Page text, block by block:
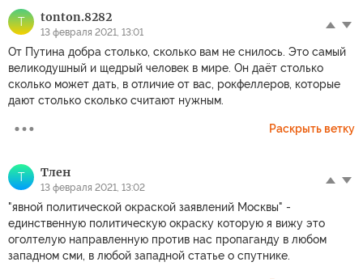
T tonton.8282
13 февраля 2021, 13:01
От Путина добра столько, сколько вам не снилось. Это самый
великодушный и щедрый человек в мире. Он даёт столько
сколько может дать, в отличие от вас, рокфеллеров, которые
дают столько сколько считают нужным.
Раскрыть ветку
Т Тлен
13 февраля 2021, 13:02
"явной политической окраской заявлений Москвы" -
единственную политическую окраску которую я вижу это
оголтелую направленную против нас пропаганду в любом
западном сми, в любой западной статье о спутнике.